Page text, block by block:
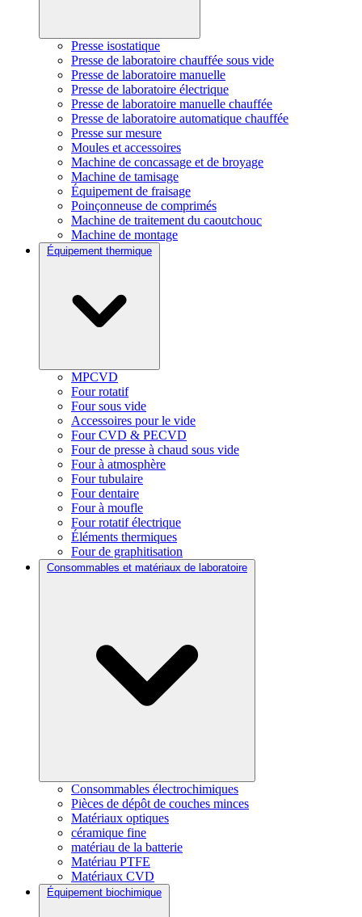
Presse isostatique
Presse de laboratoire chauffée sous vide
Presse de laboratoire manuelle
Presse de laboratoire électrique
Presse de laboratoire manuelle chauffée
Presse de laboratoire automatique chauffée
Presse sur mesure
Moules et accessoires
Machine de concassage et de broyage
Machine de tamisage
Équipement de fraisage
Poinçonneuse de comprimés
Machine de traitement du caoutchouc
Machine de montage
Équipement thermique
MPCVD
Four rotatif
Four sous vide
Accessoires pour le vide
Four CVD & PECVD
Four de presse à chaud sous vide
Four à atmosphère
Four tubulaire
Four dentaire
Four à moufle
Four rotatif électrique
Éléments thermiques
Four de graphitisation
Consommables et matériaux de laboratoire
Consommables électrochimiques
Pièces de dépôt de couches minces
Matériaux optiques
céramique fine
matériau de la batterie
Matériau PTFE
Matériaux CVD
Équipement biochimique